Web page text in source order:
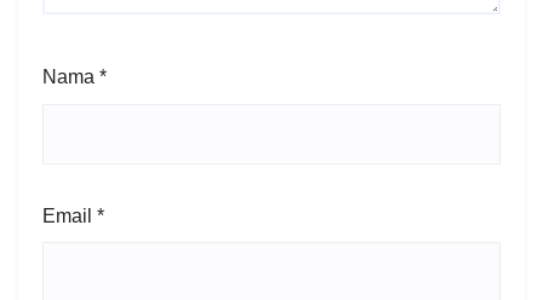
Nama *
Email *